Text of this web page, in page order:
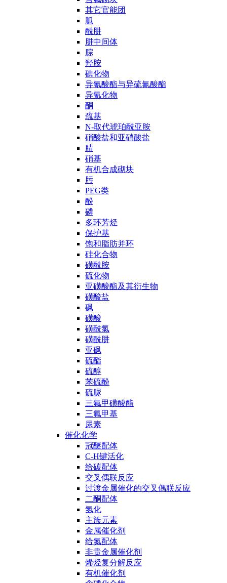
其它官能团
胍
酰肼
肼中间体
腙
羟胺
碘化物
异氰酸酯与异硫氰酸酯
异氰化物
酮
巯基
N-取代琥珀酰亚胺
硝酸盐和亚硝酸盐
腈
硝基
有机合成砌块
肟
PEG类
酚
磷
多环芳烃
保护基
饱和脂肪并环
硅化合物
磺酰胺
硫化物
亚磺酸酯及其衍生物
磺酸盐
砜
磺酸
磺酰氯
磺酰肼
亚砜
硫酯
硫醇
苯硫酚
硫脲
三氟甲磺酸酯
三氟甲基
尿素
催化化学
冠醚配体
C-H键活化
给碳配体
交叉偶联反应
过渡金属催化的交叉偶联反应
二酮配体
氢化
主族元素
金属催化剂
给氮配体
非贵金属催化剂
烯烃复分解反应
有机催化剂